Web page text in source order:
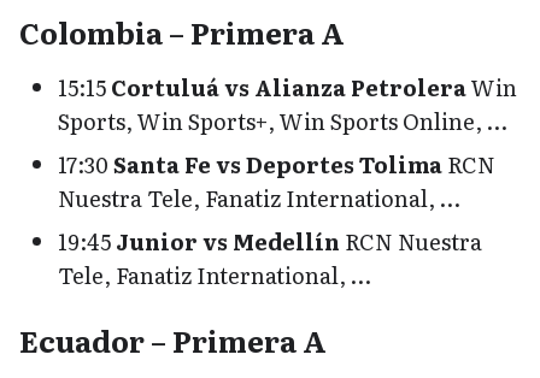
Colombia – Primera A
15:15Cortuluá vs Alianza PetroleraWin
Sports, Win Sports+, Win Sports Online, …
17:30Santa Fe vs Deportes TolimaRCN
Nuestra Tele, Fanatiz International, …
19:45Junior vs Medellín RCN Nuestra
Tele, Fanatiz International, …
Ecuador – Primera A